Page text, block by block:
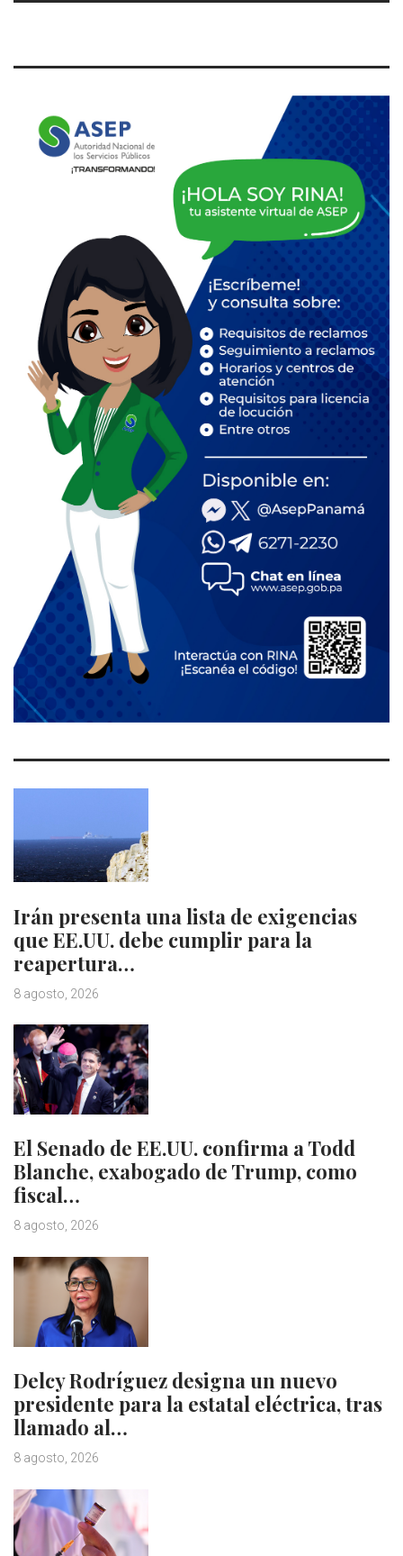
Irán presenta una lista de exigencias
que EE.UU. debe cumplir para la
reapertura…
8 agosto, 2026
El Senado de EE.UU. confirma a Todd
Blanche, exabogado de Trump, como
fiscal…
8 agosto, 2026
Delcy Rodríguez designa un nuevo
presidente para la estatal eléctrica, tras
llamado al…
8 agosto, 2026